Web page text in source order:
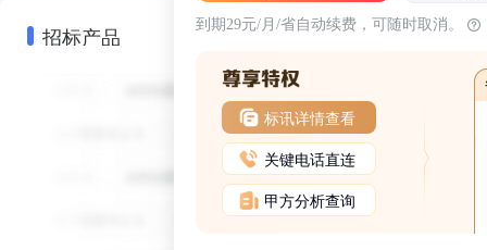
招标产品 到期29元/月/省自动续费，可随时取消。
标讯详情查看
关键电话直连
甲方分析查询